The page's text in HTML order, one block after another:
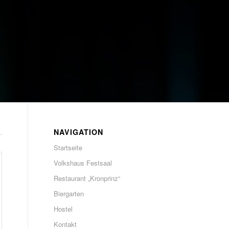
NAVIGATION
Startseite
Volkshaus Festsaal
Restaurant „Kronprinz“
Biergarten
Hostel
Kontakt